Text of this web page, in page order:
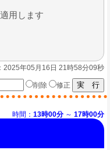
用します
2025年05月16日 21時58分09秒
削除 修正
時間： 13時00分 ～ 17時00分